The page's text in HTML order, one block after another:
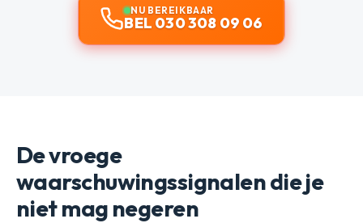
NU BEREIKBAAR
BEL 030 308 09 06
De vroege
waarschuwingssignalen die je
niet mag negeren